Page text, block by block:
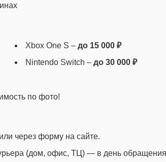
Xbox One S – до 15 000 ₽
Nintendo Switch – до 30 000 ₽
по фото!
через форму на сайте.
(дом, офис, ТЦ) — в день